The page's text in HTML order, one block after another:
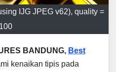
IJG JPEG v62), quality =
100
BANDUNG, Best
kenaikan tipis pada